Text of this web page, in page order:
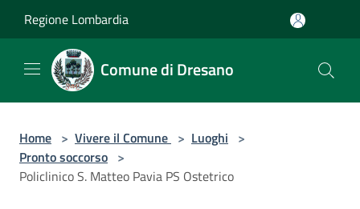
Regione Lombardia
Comune di Dresano
Home > Vivere il Comune > Luoghi >
Pronto soccorso >
Policlinico S. Matteo Pavia PS Ostetrico